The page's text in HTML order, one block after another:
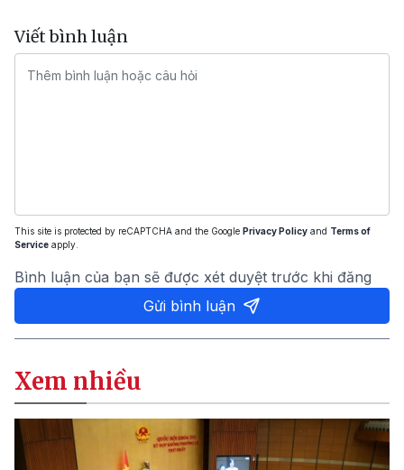
Viết bình luận
This site is protected by reCAPTCHA and the Google Privacy Policy and Terms of
Service apply.
Bình luận của bạn sẽ được xét duyệt trước khi đăng
Gửi bình luận
Xem nhiều